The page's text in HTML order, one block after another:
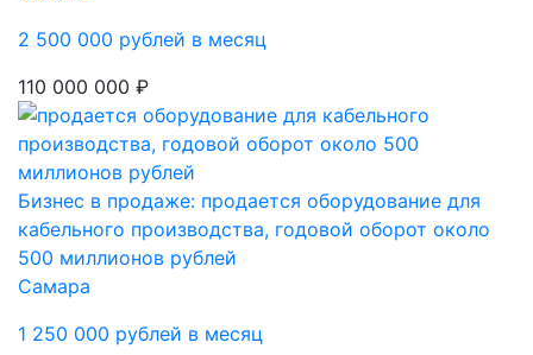
2 500 000 рублей в месяц
110 000 000 ₽
Бизнес в продаже: продается оборудование для
кабельного производства, годовой оборот около
500 миллионов рублей
Самара
1 250 000 рублей в месяц